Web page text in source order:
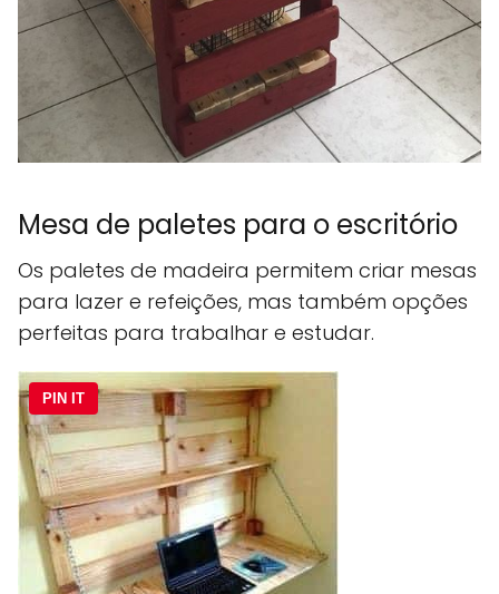
Mesa de paletes para o escritório
Os paletes de madeira permitem criar mesas
para lazer e refeições, mas também opções
perfeitas para trabalhar e estudar.
PIN IT